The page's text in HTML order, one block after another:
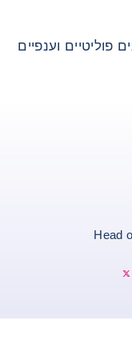
פוליטיים וענפיים
Head